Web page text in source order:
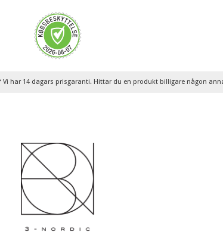
Vi har 14 dagars prisgaranti. Hittar du en produkt billigare någon